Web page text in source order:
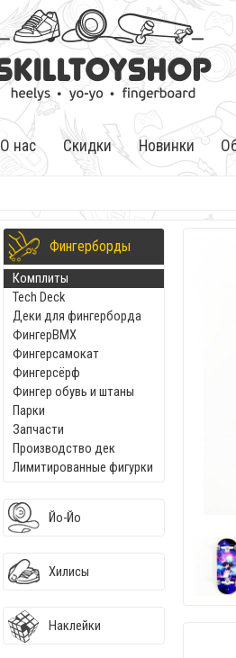
О нас Скидки Новинки
Фингерборды
Комплиты
Tech Deck
Деки для фингерборда
ФингерBMX
Фингерсамокат
Фингерсёрф
Фингер обувь и штаны
Парки
Запчасти
Производство дек
Лимитированные фигурки
Йо-Йо
Хилисы
Наклейки